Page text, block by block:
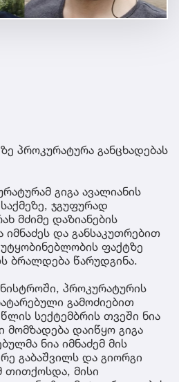
პროკურატურა განცხადებას
გიგა ავალიანის
ჯგუფურად
მძიმე დაზიანების
იმნაძეს და განსაკუთრებით
ფაქტზე
ბრალდება წარუდგინა.
პროკურატურის
გამოძიებით
სექტემბრის თვეში ნია
მომზადება დაიწყო გიგა
ნია იმნაძემ მის
გაბაშვილს და გიორგი
თითქოსდა, მისი